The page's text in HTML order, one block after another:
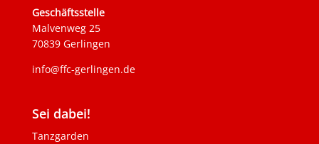
Geschäftsstelle
Malvenweg 25
70839 Gerlingen
info@ffc-gerlingen.de
Sei dabei!
Tanzgarden